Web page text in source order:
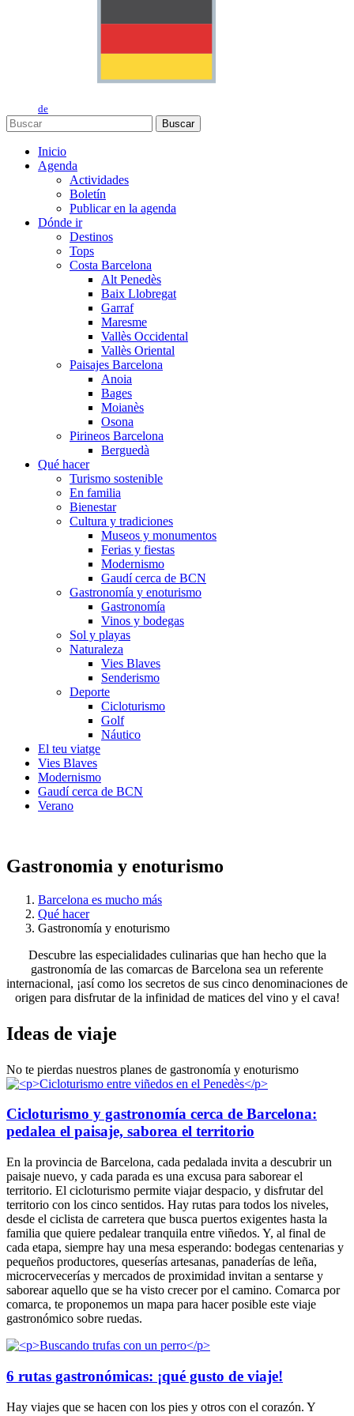
de
Buscar
Inicio
Agenda
Actividades
Boletín
Publicar en la agenda
Dónde ir
Destinos
Tops
Costa Barcelona
Alt Penedès
Baix Llobregat
Garraf
Maresme
Vallès Occidental
Vallès Oriental
Paisajes Barcelona
Anoia
Bages
Moianès
Osona
Pirineos Barcelona
Berguedà
Qué hacer
Turismo sostenible
En familia
Bienestar
Cultura y tradiciones
Museos y monumentos
Ferias y fiestas
Modernismo
Gaudí cerca de BCN
Gastronomía y enoturismo
Gastronomía
Vinos y bodegas
Sol y playas
Naturaleza
Vies Blaves
Senderismo
Deporte
Cicloturismo
Golf
Náutico
El teu viatge
Vies Blaves
Modernismo
Gaudí cerca de BCN
Verano
Gastronomia y enoturismo
Barcelona es mucho más
Qué hacer
Gastronomía y enoturismo
Descubre las especialidades culinarias que han hecho que la
gastronomía de las comarcas de Barcelona sea un referente
internacional, ¡así como los secretos de sus cinco denominaciones de
origen para disfrutar de la infinidad de matices del vino y el cava!
Ideas de viaje
No te pierdas nuestros planes de gastronomía y enoturismo
Cicloturismo y gastronomía cerca de Barcelona:
pedalea el paisaje, saborea el territorio
En la provincia de Barcelona, cada pedalada invita a descubrir un
paisaje nuevo, y cada parada es una excusa para saborear el
territorio. El cicloturismo permite viajar despacio, y disfrutar del
territorio con los cinco sentidos. Hay rutas para todos los niveles,
desde el ciclista de carretera que busca puertos exigentes hasta la
familia que quiere pedalear tranquila entre viñedos. Y, al final de
cada etapa, siempre hay una mesa esperando: bodegas centenarias y
pequeños productores, queserías artesanas, panaderías de leña,
microcervecerías y mercados de proximidad invitan a sentarse y
saborear aquello que se ha visto crecer por el camino. Comarca por
comarca, te proponemos un mapa para hacer posible este viaje
gastronómico sobre ruedas.
6 rutas gastronómicas: ¡qué gusto de viaje!
Hay viajes que se hacen con los pies y otros con el corazón. Y